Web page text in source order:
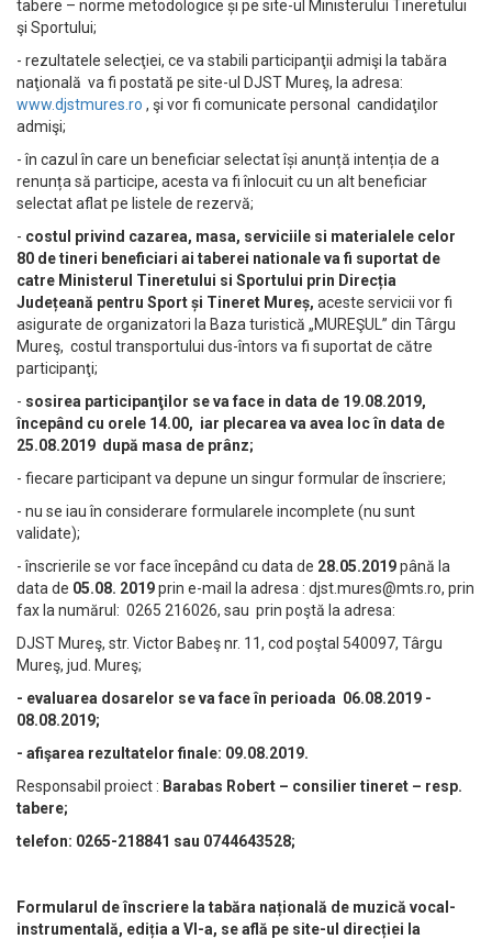
tabere – norme metodologice și pe site-ul Ministerului Tineretului
şi Sportului;
- rezultatele selecţiei, ce va stabili participanţii admişi la tabăra
naţională va fi postată pe site-ul DJST Mureş, la adresa:
www.djstmures.ro , şi vor fi comunicate personal candidaţilor
admişi;
- în cazul în care un beneficiar selectat își anunță intenția de a
renunța să participe, acesta va fi înlocuit cu un alt beneficiar
selectat aflat pe listele de rezervă;
- costul privind cazarea, masa, serviciile si materialele celor
80 de tineri beneficiari ai taberei nationale va fi suportat de
catre Ministerul Tineretului si Sportului prin Direcția
Județeană pentru Sport și Tineret Mureș, aceste servicii vor fi
asigurate de organizatori la Baza turistică „MUREŞUL” din Târgu
Mureş, costul transportului dus-întors va fi suportat de către
participanţi;
- sosirea participanţilor se va face in data de 19.08.2019,
începând cu orele 14.00, iar plecarea va avea loc în data de
25.08.2019 după masa de prânz;
- fiecare participant va depune un singur formular de înscriere;
- nu se iau în considerare formularele incomplete (nu sunt
validate);
- înscrierile se vor face începând cu data de 28.05.2019până la
data de 05.08. 2019prin e-mail la adresa : djst.mures@mts.ro, prin
fax la numărul: 0265 216026, sau prin poştă la adresa:
DJST Mureş, str. Victor Babeş nr. 11, cod poştal 540097, Târgu
Mureş, jud. Mureş;
- evaluarea dosarelor se va face în perioada 06.08.2019 -
08.08.2019;
- afişarea rezultatelor finale: 09.08.2019.
Responsabil proiect : Barabas Robert – consilier tineret – resp.
tabere;
telefon: 0265-218841 sau 0744643528;
Formularul de înscriere la tabăra națională de muzică vocal-
instrumentală, ediția a VI-a, se află pe site-ul direcției la